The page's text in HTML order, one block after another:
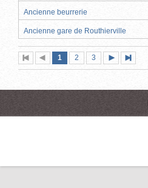
Ancienne beurrerie
Ancienne gare de Routhierville
Première
page
Page
précédente
Page
1 (page
actuelle)
Page
2 Page
3
suivante
page